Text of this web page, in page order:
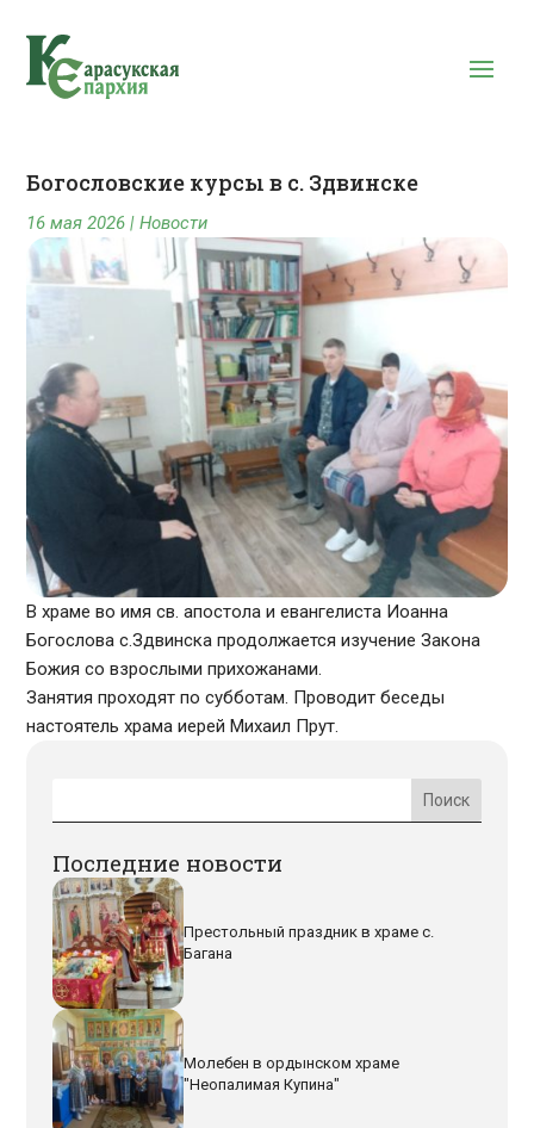
Богословские курсы в с. Здвинске
16 мая 2026 |Новости
В храме во имя св. апостола и евангелиста Иоанна
Богослова с.Здвинска продолжается изучение Закона
Божия со взрослыми прихожанами.
Занятия проходят по субботам. Проводит беседы
настоятель храма иерей Михаил Прут.
Последние новости
Престольный праздник в храме с.
Багана
Молебен в ордынском храме
"Неопалимая Купина"